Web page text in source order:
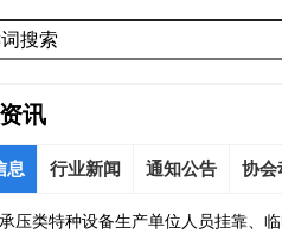
讯
息 行业新闻 通知公告 协会
压类特种设备生产单位人员挂靠、临